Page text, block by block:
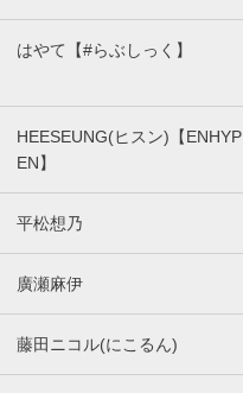
はやて【#らぶしっく】
HEESEUNG(ヒスン)【ENHYP
EN】
平松想乃
廣瀬麻伊
藤田ニコル(にこるん)